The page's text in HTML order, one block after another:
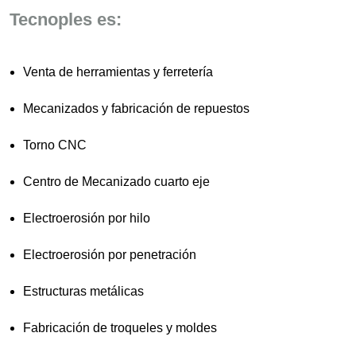
Tecnoples es:
Venta de herramientas y ferretería
Mecanizados y fabricación de repuestos
Torno CNC
Centro de Mecanizado cuarto eje
Electroerosión por hilo
Electroerosión por penetración
Estructuras metálicas
Fabricación de troqueles y moldes